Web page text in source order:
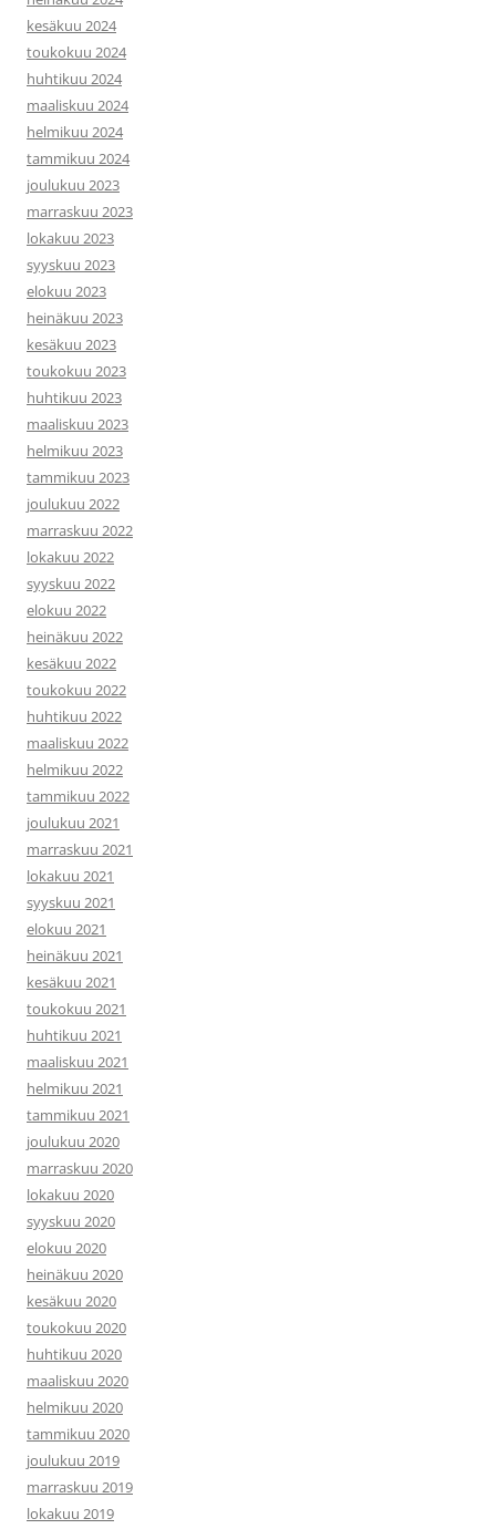
kesäkuu 2024
toukokuu 2024
huhtikuu 2024
maaliskuu 2024
helmikuu 2024
tammikuu 2024
joulukuu 2023
marraskuu 2023
lokakuu 2023
syyskuu 2023
elokuu 2023
heinäkuu 2023
kesäkuu 2023
toukokuu 2023
huhtikuu 2023
maaliskuu 2023
helmikuu 2023
tammikuu 2023
joulukuu 2022
marraskuu 2022
lokakuu 2022
syyskuu 2022
elokuu 2022
heinäkuu 2022
kesäkuu 2022
toukokuu 2022
huhtikuu 2022
maaliskuu 2022
helmikuu 2022
tammikuu 2022
joulukuu 2021
marraskuu 2021
lokakuu 2021
syyskuu 2021
elokuu 2021
heinäkuu 2021
kesäkuu 2021
toukokuu 2021
huhtikuu 2021
maaliskuu 2021
helmikuu 2021
tammikuu 2021
joulukuu 2020
marraskuu 2020
lokakuu 2020
syyskuu 2020
elokuu 2020
heinäkuu 2020
kesäkuu 2020
toukokuu 2020
huhtikuu 2020
maaliskuu 2020
helmikuu 2020
tammikuu 2020
joulukuu 2019
marraskuu 2019
lokakuu 2019